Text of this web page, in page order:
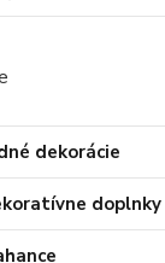
dekorácie
doplnky